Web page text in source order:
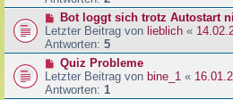
Bot loggt sich trotz Autostart
Letzter Beitrag von lieblich «
Antworten: 5
Quiz Probleme
Letzter Beitrag von bine_1 «
Antworten: 1